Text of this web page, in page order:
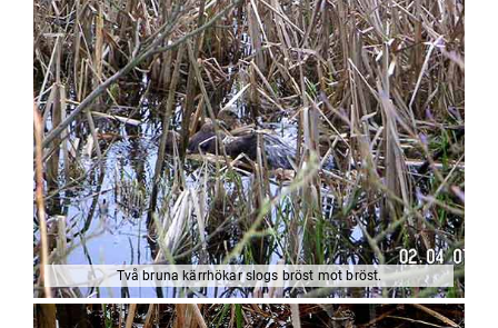
Två bruna kärrhökar slogs bröst mot bröst.